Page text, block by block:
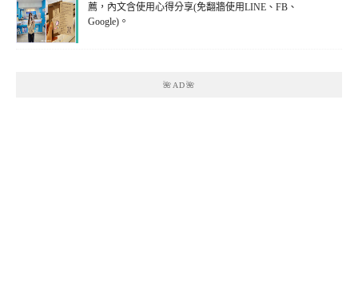
薦，內文含使用心得分享(免翻牆使用LINE、FB、
Google)。
🌺AD🌺